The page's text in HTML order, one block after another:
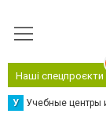
Наші спецпроєкти
У Учебные центры